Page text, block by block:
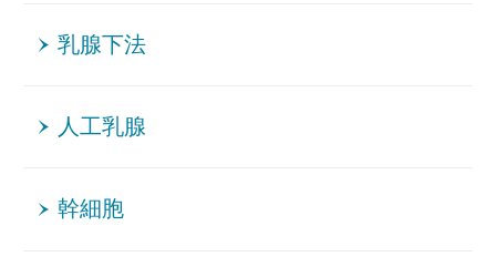
乳腺下法
人工乳腺
幹細胞